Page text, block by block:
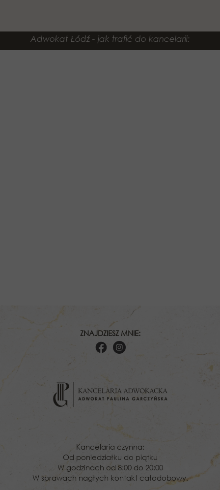
Adwokat Łódź - jak trafić do kancelarii:
Kancelaria czynna:
Od poniedziałku do piątku
W godzinach od 8:00 do 20:00
W sprawach nagłych kontakt całodobowy.
ZNAJDZIESZ MNIE: